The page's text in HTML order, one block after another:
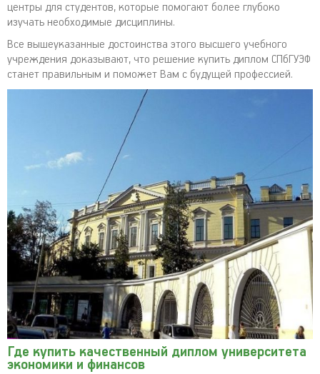
центры для студентов, которые помогают более глубоко
изучать необходимые дисциплины.
Все вышеуказанные достоинства этого высшего учебного
учреждения доказывают, что решение купить диплом СПбГУЭФ
станет правильным и поможет Вам с будущей профессией.
Где купить качественный диплом университета
экономики и финансов